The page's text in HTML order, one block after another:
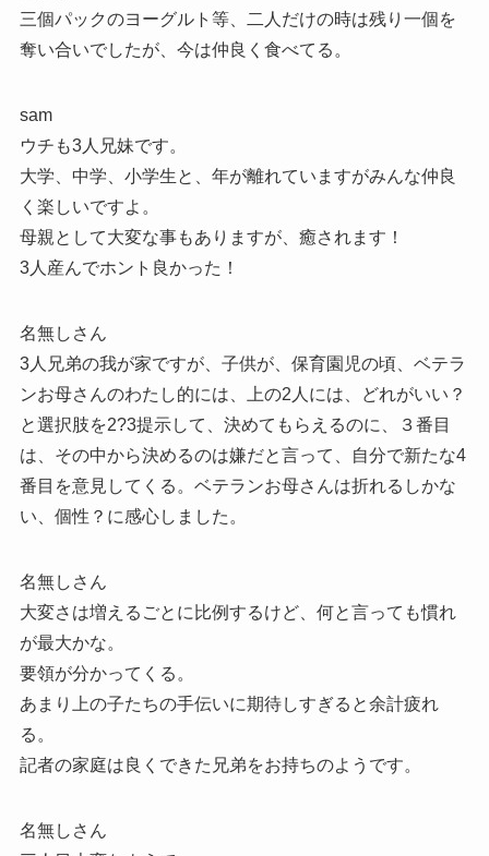
三個パックのヨーグルト等、二人だけの時は残り一個を
奪い合いでしたが、今は仲良く食べてる。
sam
ウチも3人兄妹です。
大学、中学、小学生と、年が離れていますがみんな仲良
く楽しいですよ。
母親として大変な事もありますが、癒されます！
3人産んでホント良かった！
名無しさん
3人兄弟の我が家ですが、子供が、保育園児の頃、ベテラ
ンお母さんのわたし的には、上の2人には、どれがいい？
と選択肢を2?3提示して、決めてもらえるのに、３番目
は、その中から決めるのは嫌だと言って、自分で新たな4
番目を意見してくる。ベテランお母さんは折れるしかな
い、個性？に感心しました。
名無しさん
大変さは増えるごとに比例するけど、何と言っても慣れ
が最大かな。
要領が分かってくる。
あまり上の子たちの手伝いに期待しすぎると余計疲れ
る。
記者の家庭は良くできた兄弟をお持ちのようです。
名無しさん